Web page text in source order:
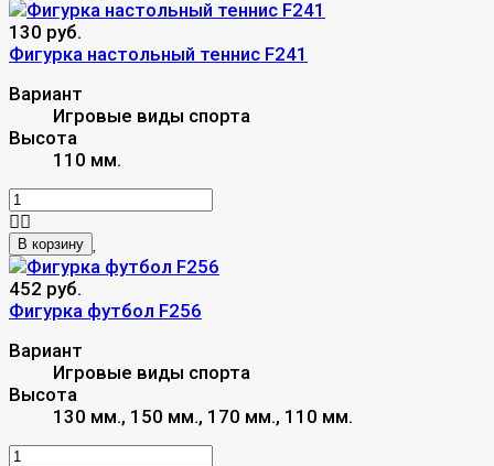
130 руб.
Фигурка настольный теннис F241
Вариант
Игровые виды спорта
Высота
110 мм.
В корзину
452 руб.
Фигурка футбол F256
Вариант
Игровые виды спорта
Высота
130 мм., 150 мм., 170 мм., 110 мм.